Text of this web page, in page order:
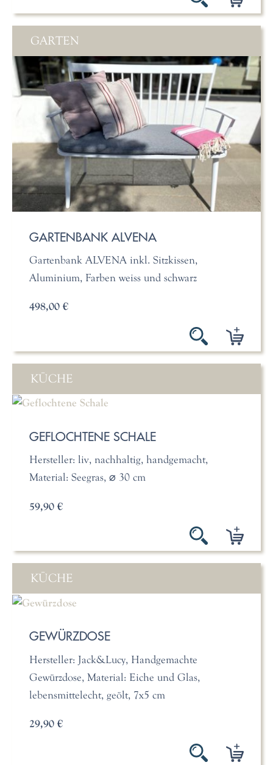
GARTEN
GARTENBANK ALVENA
Gartenbank ALVENA inkl. Sitzkissen,
Aluminium, Farben weiss und schwarz
498,00 €
KÜCHE
GEFLOCHTENE SCHALE
Hersteller: liv, nachhaltig, handgemacht,
Material: Seegras, ⌀ 30 cm
59,90 €
KÜCHE
GEWÜRZDOSE
Hersteller: Jack&Lucy, Handgemachte
Gewürzdose, Material: Eiche und Glas,
lebensmittelecht, geölt, 7x5 cm
29,90 €